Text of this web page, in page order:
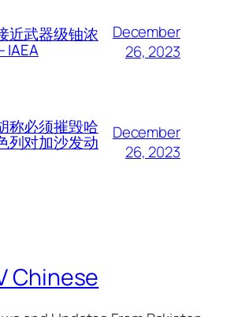
近武器级铀浓
IAEA
December
26, 2023
称必须摧毁哈
列对加沙发动
December
26, 2023
Chinese